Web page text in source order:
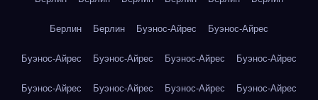
Берлин Берлин Буэнос-Айрес Буэнос-Айрес
Буэнос-Айрес Буэнос-Айрес Буэнос-Айрес Буэнос-Айрес
Буэнос-Айрес Буэнос-Айрес Буэнос-Айрес Буэнос-Айрес